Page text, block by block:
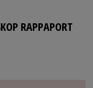
Ärmelschoner
Unterlagen und
RAPPAPORT